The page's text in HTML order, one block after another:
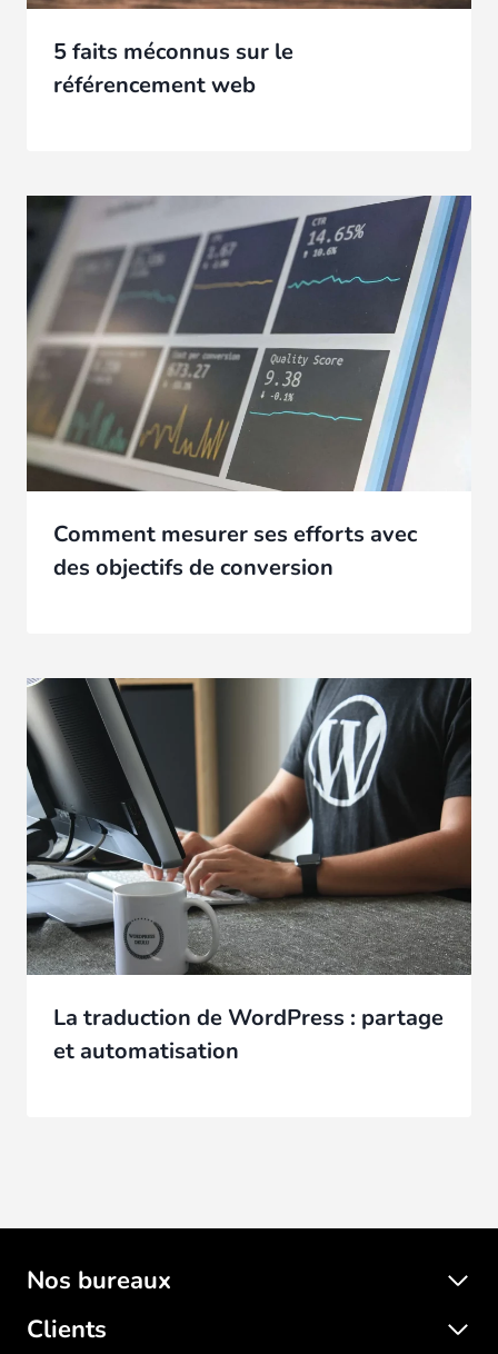
5 faits méconnus sur le
référencement web
Comment mesurer ses efforts avec
des objectifs de conversion
La traduction de WordPress : partage
et automatisation
Nos bureaux
Clients